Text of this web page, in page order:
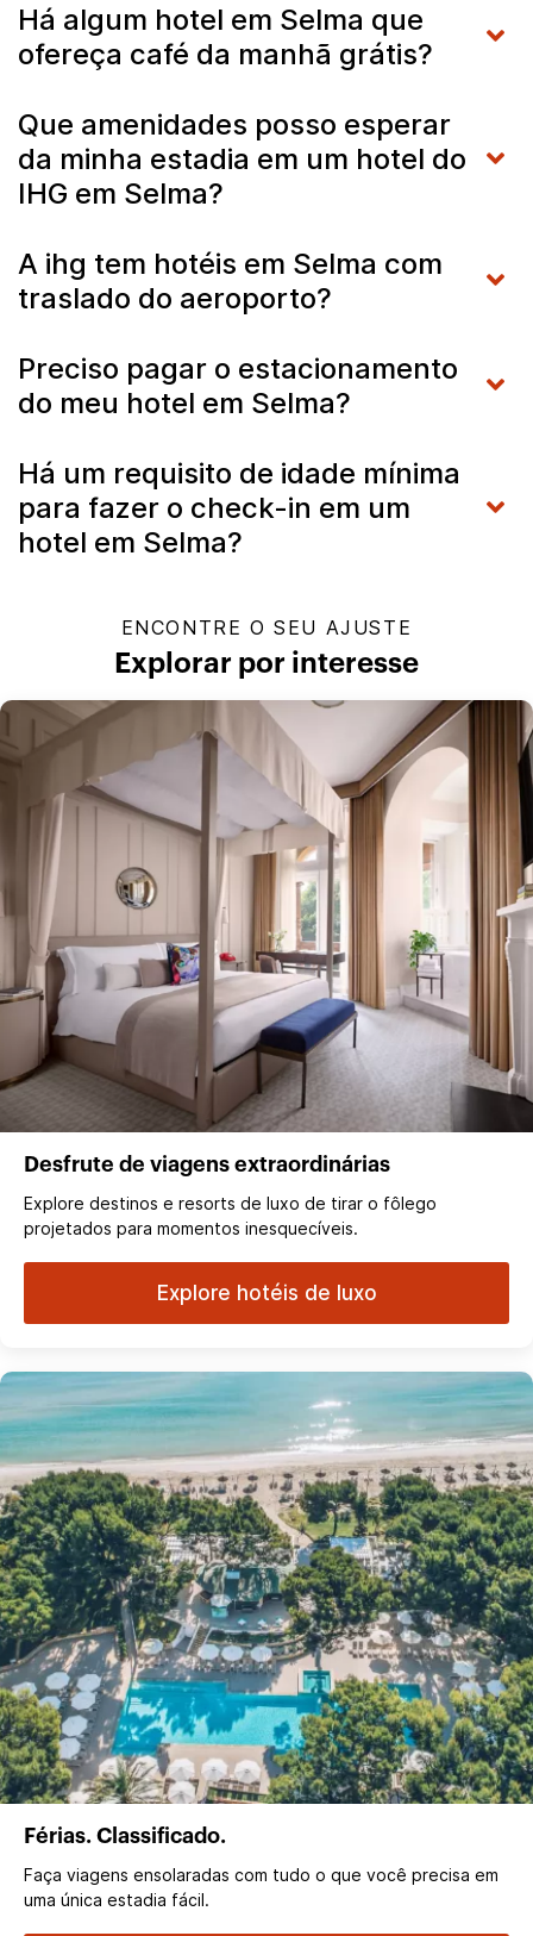
Há algum hotel em Selma que
ofereça café da manhã grátis?
Que amenidades posso esperar
da minha estadia em um hotel do
IHG em Selma?
A ihg tem hotéis em Selma com
traslado do aeroporto?
Preciso pagar o estacionamento
do meu hotel em Selma?
Há um requisito de idade mínima
para fazer o check-in em um
hotel em Selma?
ENCONTRE O SEU AJUSTE
Explorar por interesse
Desfrute de viagens extraordinárias
Explore destinos e resorts de luxo de tirar o fôlego
projetados para momentos inesquecíveis.
Explore hotéis de luxo
Férias. Classificado.
Faça viagens ensolaradas com tudo o que você precisa em
uma única estadia fácil.